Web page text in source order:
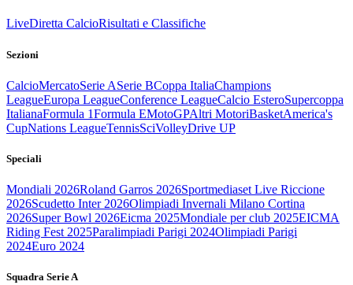
LiveDiretta CalcioRisultati e Classifiche
Sezioni
CalcioMercatoSerie ASerie BCoppa ItaliaChampions
LeagueEuropa LeagueConference LeagueCalcio EsteroSupercoppa
ItalianaFormula 1Formula EMotoGPAltri MotoriBasketAmerica's
CupNations LeagueTennisSciVolleyDrive UP
Speciali
Mondiali 2026Roland Garros 2026Sportmediaset Live Riccione
2026Scudetto Inter 2026Olimpiadi Invernali Milano Cortina
2026Super Bowl 2026Eicma 2025Mondiale per club 2025EICMA
Riding Fest 2025Paralimpiadi Parigi 2024Olimpiadi Parigi
2024Euro 2024
Squadra Serie A